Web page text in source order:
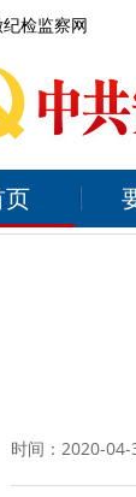
检监察网
时间：2020-